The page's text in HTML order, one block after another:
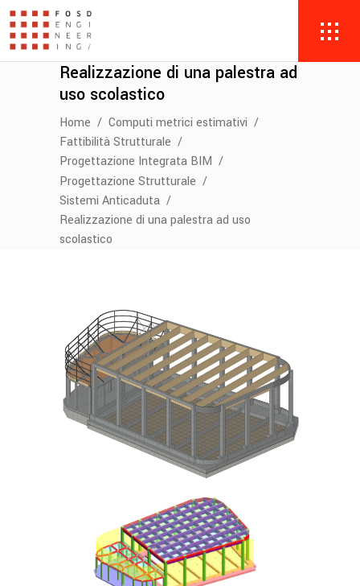
Realizzazione di una palestra ad
uso scolastico
Home / Computi metrici estimativi /
Fattibilità Strutturale /
Progettazione Integrata BIM /
Progettazione Strutturale /
Sistemi Anticaduta /
Realizzazione di una palestra ad uso
scolastico